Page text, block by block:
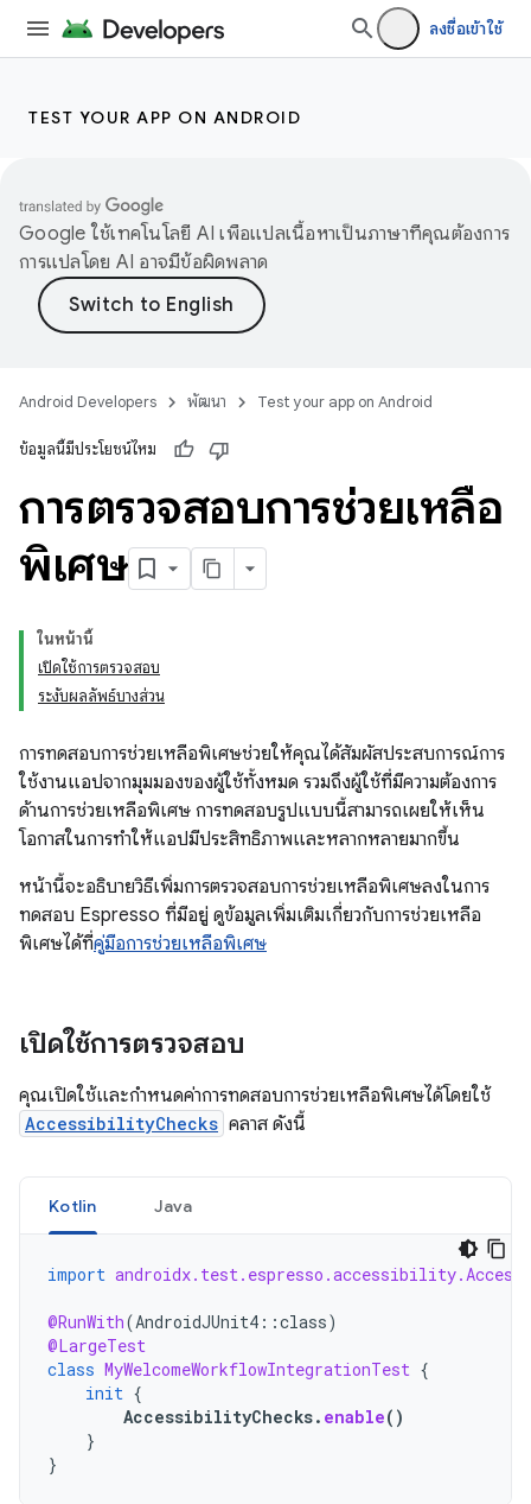
ลงชื่อเข้าใช้
TEST YOUR APP ON ANDROID
Google ใช้เทคโนโลยี AI เพื่อแปลเนื้อหาเป็นภาษาที่คุณต้องการ
การแปลโดย AI อาจมีข้อผิดพลาด
Android Developers พัฒนา Test your app on Android
ข้อมูลนี้มีประโยชน์ไหม
การตรวจสอบการช่วยเหลือ
พิเศษ
ในหน้านี้
เปิดใช้การตรวจสอบ
ระงับผลลัพธ์บางส่วน
การทดสอบการช่วยเหลือพิเศษช่วยให้คุณได้สัมผัสประสบการณ์การ
ใช้งานแอปจากมุมมองของผู้ใช้ทั้งหมด รวมถึงผู้ใช้ที่มีความต้องการ
ด้านการช่วยเหลือพิเศษ การทดสอบรูปแบบนี้สามารถเผยให้เห็น
โอกาสในการทำให้แอปมีประสิทธิภาพและหลากหลายมากขึ้น
หน้านี้จะอธิบายวิธีเพิ่มการตรวจสอบการช่วยเหลือพิเศษลงในการ
ทดสอบ Espresso ที่มีอยู่ ดูข้อมูลเพิ่มเติมเกี่ยวกับการช่วยเหลือ
พิเศษได้ที่คู่มือการช่วยเหลือพิเศษ
เปิดใช้การตรวจสอบ
คุณเปิดใช้และกำหนดค่าการทดสอบการช่วยเหลือพิเศษได้โดยใช้
AccessibilityChecks คลาส ดังนี้
Kotlin Java
import
@RunWith(AndroidJUnit4 ::class)
@LargeTest
class MyWelcomeWorkflowIntegrationTest {
init {
AccessibilityChecks. enable()
}
}